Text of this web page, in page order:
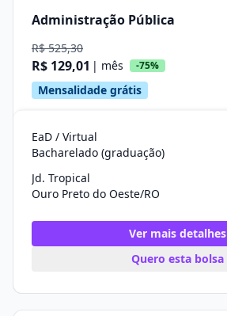
Administração Pública
R$ 525,30
R$ 129,01 | mês -75%
Mensalidade grátis
EaD / Virtual
Bacharelado (graduação)
Jd. Tropical
Ouro Preto do Oeste/RO
Ver mais detalhes
Quero esta bolsa